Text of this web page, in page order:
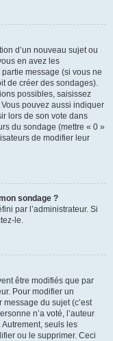
d’un nouveau sujet ou
en avez les
partie message (si vous ne
de créer des sondages).
possibles, saisissez
pouvez aussi indiquer
lors de son vote dans
du sondage (mettre « 0 »
de modifier leur
sondage ?
par l’administrateur. Si
le.
être modifiés que par
Pour modifier un
du sujet (c’est
n’a voté, l’auteur
seuls les
ou le supprimer. Ceci